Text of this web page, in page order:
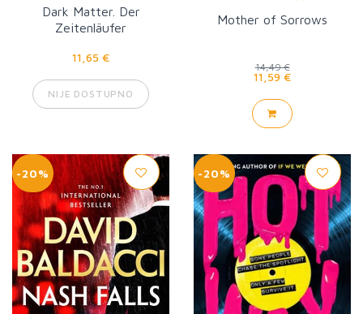
Dark Matter. Der
Zeitenläufer
11,65 €
NIJE DOSTUPNO
Mother of Sorrows
14,49 €
11,59 €
-20% -20%